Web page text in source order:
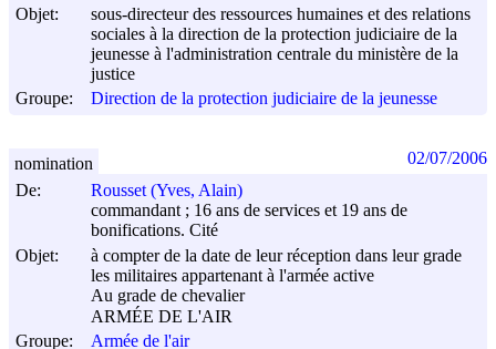
Objet:
sous-directeur des ressources humaines et des relations
sociales à la direction de la protection judiciaire de la
jeunesse à l'administration centrale du ministère de la
justice
Groupe:
Direction de la protection judiciaire de la jeunesse
De:
Rousset (Yves, Alain)
commandant ; 16 ans de services et 19 ans de
bonifications. Cité
Objet:
à compter de la date de leur réception dans leur grade
les militaires appartenant à l'armée active
Au grade de chevalier
ARMÉE DE L'AIR
Groupe:
Armée de l'air
nomination 02/07/2006